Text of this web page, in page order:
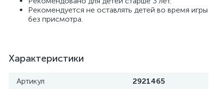
Рекомендуется не оставлять детей во время игры
без присмотра.
Характеристики
Артикул
2921465